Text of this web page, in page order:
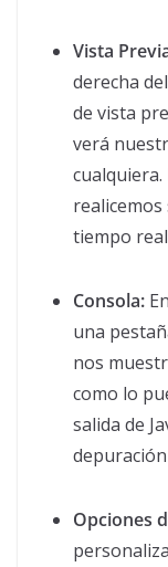
Vista
derecha
de vista
verá
tiempo
Consola:
una
nos
como lo
salida de
Opciones